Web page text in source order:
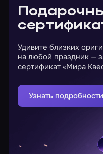
Удивите близких
на любой праздник —
сертификат «Мира
Узнать подробности